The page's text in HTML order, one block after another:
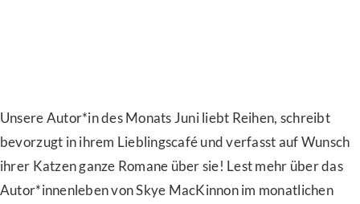
Unsere Autor*in des Monats Juni liebt Reihen, schreibt
bevorzugt in ihrem Lieblingscafé und verfasst auf Wunsch
ihrer Katzen ganze Romane über sie! Lest mehr über das
Autor*innenleben von Skye MacKinnon im monatlichen